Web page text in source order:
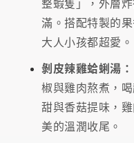
整蝦隻」，外層
滿。搭配特製的
大人小孩都超愛。
剝皮辣雞蛤蜊湯：
椒與雞肉熬煮，
甜與香菇提味，
美的溫潤收尾。